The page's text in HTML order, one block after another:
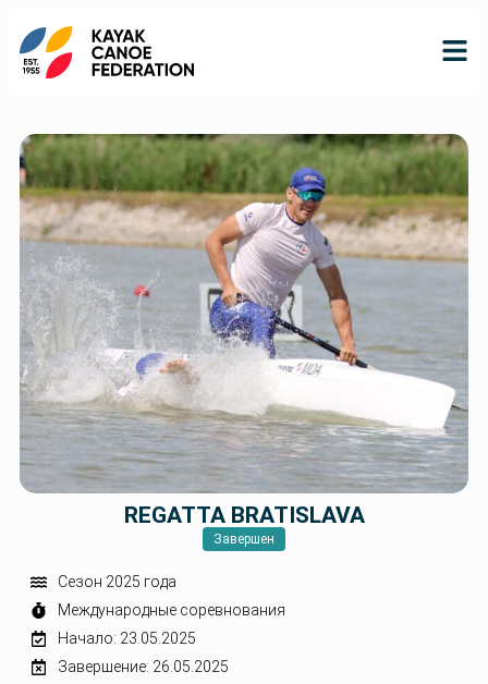
RO
RU
EN
REGATTA BRATISLAVA
Завершен
Сезон 2025 года
Международные соревнования
Начало: 23.05.2025
Завершение: 26.05.2025